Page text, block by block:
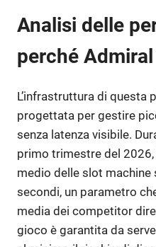
Analisi delle
perché
L’infrastruttura di questa
progettata per gestire
senza latenza visibile.
primo trimestre del
medio delle slot
secondi, un parametro
media dei competitor
gioco è garantita da